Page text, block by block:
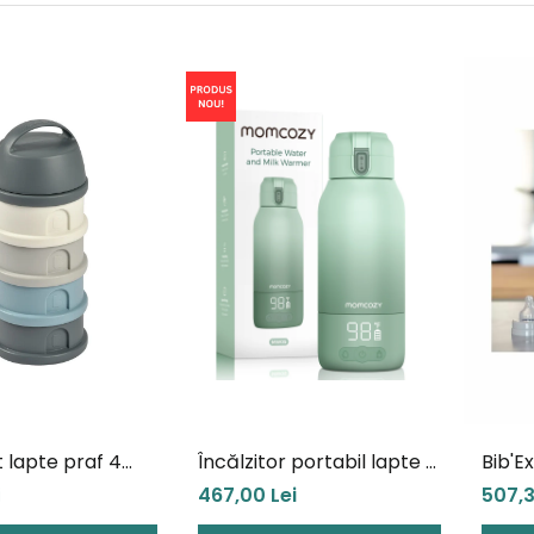
lapte praf 4
Beaba
Blue
Încălzitor portabil lapte și
apă pentru călătorii
Momcozy Portable Bottle
467,00 Lei
Grey